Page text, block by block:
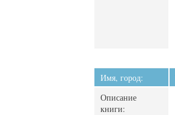
Имя, город:
Описание
книги: